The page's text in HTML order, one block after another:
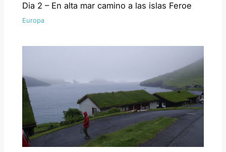
Dia 2 – En alta mar camino a las islas Feroe
Europa